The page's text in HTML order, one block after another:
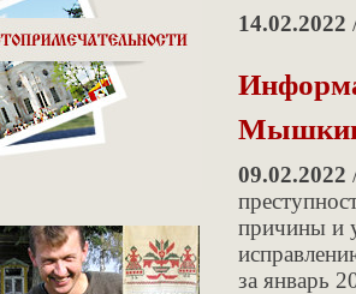
14.02.2022
09.02.2022
причины и
за январь